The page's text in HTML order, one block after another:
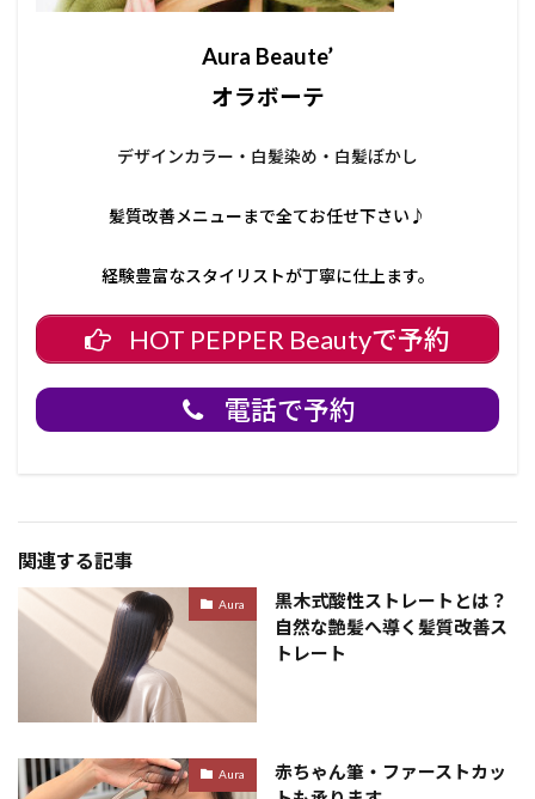
Aura Beaute’
オラボーテ
デザインカラー・白髪染め・白髪ぼかし
髪質改善メニューまで全てお任せ下さい♪
経験豊富なスタイリストが丁寧に仕上ます。
HOT PEPPER Beautyで予約
電話で予約
関連する記事
Aura
黒木式酸性ストレートとは？
自然な艶髪へ導く髪質改善ス
トレート
Aura
赤ちゃん筆・ファーストカッ